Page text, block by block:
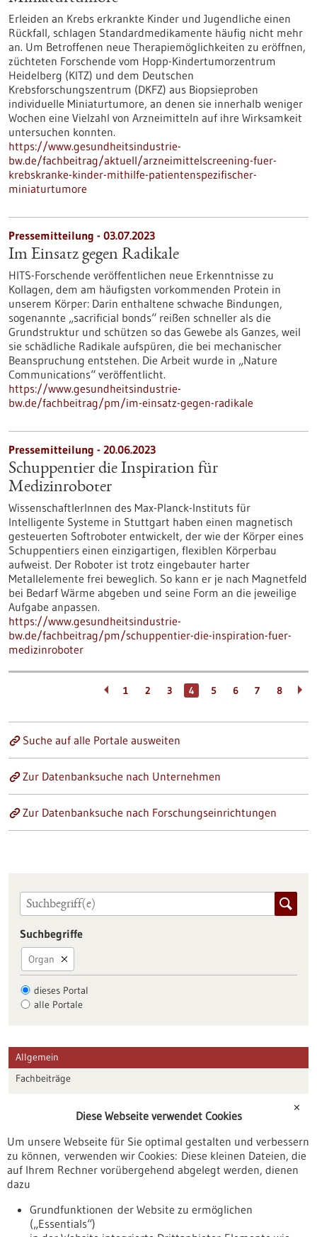
Erleiden an Krebs erkrankte Kinder und Jugendliche einen
Rückfall, schlagen Standardmedikamente häufig nicht mehr
an. Um Betroffenen neue Therapiemöglichkeiten zu eröffnen,
züchteten Forschende vom Hopp-Kindertumorzentrum
Heidelberg (KITZ) und dem Deutschen
Krebsforschungszentrum (DKFZ) aus Biopsieproben
individuelle Miniaturtumore, an denen sie innerhalb weniger
Wochen eine Vielzahl von Arzneimitteln auf ihre Wirksamkeit
untersuchen konnten.
https://www.gesundheitsindustrie-
bw.de/fachbeitrag/aktuell/arzneimittelscreening-fuer-
krebskranke-kinder-mithilfe-patientenspezifischer-
miniaturtumore
Pressemitteilung - 03.07.2023
Im Einsatz gegen Radikale
HITS-Forschende veröffentlichen neue Erkenntnisse zu
Kollagen, dem am häufigsten vorkommenden Protein in
unserem Körper: Darin enthaltene schwache Bindungen,
sogenannte „sacrificial bonds“ reißen schneller als die
Grundstruktur und schützen so das Gewebe als Ganzes, weil
sie schädliche Radikale aufspüren, die bei mechanischer
Beanspruchung entstehen. Die Arbeit wurde in „Nature
Communications“ veröffentlicht.
https://www.gesundheitsindustrie-
bw.de/fachbeitrag/pm/im-einsatz-gegen-radikale
Pressemitteilung - 20.06.2023
Schuppentier die Inspiration für
Medizinroboter
WissenschaftlerInnen des Max-Planck-Instituts für
Intelligente Systeme in Stuttgart haben einen magnetisch
gesteuerten Softroboter entwickelt, der wie der Körper eines
Schuppentiers einen einzigartigen, flexiblen Körperbau
aufweist. Der Roboter ist trotz eingebauter harter
Metallelemente frei beweglich. So kann er je nach Magnetfeld
bei Bedarf Wärme abgeben und seine Form an die jeweilige
Aufgabe anpassen.
https://www.gesundheitsindustrie-
bw.de/fachbeitrag/pm/schuppentier-die-inspiration-fuer-
medizinroboter
1 2 3 4 5 6 7 8
Suche auf alle Portale ausweiten
Zur Datenbanksuche nach Unternehmen
Zur Datenbanksuche nach Forschungseinrichtungen
Suchbegriffe
Organ
dieses Portal
alle Portale
Allgemein
Fachbeiträge
Veranstaltungen
Erscheinungsdatum
✕
Diese Webseite verwendet Cookies
Um unsere Webseite für Sie optimal gestalten und verbessern
zu können, verwenden wir Cookies: Diese kleinen Dateien, die
auf Ihrem Rechner vorübergehend abgelegt werden, dienen
dazu
Grundfunktionen der Website zu ermöglichen
(„Essentials“)